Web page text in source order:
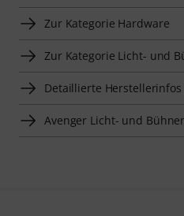
Zur Kategorie Hardware
Zur Kategorie Licht- und
Detaillierte
Avenger Licht- und